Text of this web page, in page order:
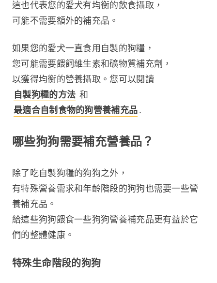
這也代表您的愛犬有均衡的飲食攝取，
可能不需要額外的補充品。
如果您的愛犬一直食用自製的狗糧，
您可能需要餵飼維生素和礦物質補充劑，
自製狗糧的方法
最適合自制食物的狗營養補充品.
哪些狗狗需要補充營養品？
除了吃自製狗糧的狗狗之外，
有特殊營養需求和年齡階段的狗狗也需要一些營
養補充品。
給這些狗狗餵食一些狗狗營養補充品更有益於它
們的整體健康。
特殊生命階段的狗狗